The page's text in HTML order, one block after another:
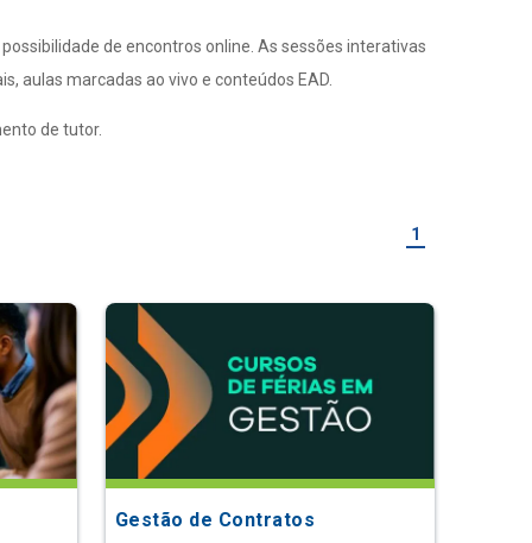
de encontros online. As sessões interativas
aulas marcadas ao vivo e conteúdos EAD.
de tutor.
1
Gestão de Contratos